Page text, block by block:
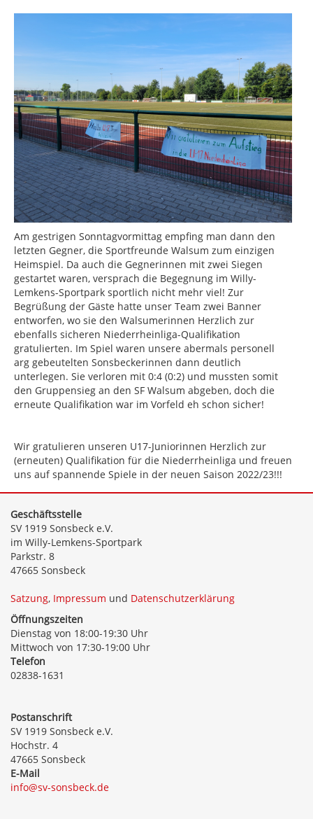
Am gestrigen Sonntagvormittag empfing man dann den
letzten Gegner, die Sportfreunde Walsum zum einzigen
Heimspiel. Da auch die Gegnerinnen mit zwei Siegen
gestartet waren, versprach die Begegnung im Willy-
Lemkens-Sportpark sportlich nicht mehr viel! Zur
Begrüßung der Gäste hatte unser Team zwei Banner
entworfen, wo sie den Walsumerinnen Herzlich zur
ebenfalls sicheren Niederrheinliga-Qualifikation
gratulierten. Im Spiel waren unsere abermals personell
arg gebeutelten Sonsbeckerinnen dann deutlich
unterlegen. Sie verloren mit 0:4 (0:2) und mussten somit
den Gruppensieg an den SF Walsum abgeben, doch die
erneute Qualifikation war im Vorfeld eh schon sicher!
Wir gratulieren unseren U17-Juniorinnen Herzlich zur
(erneuten) Qualifikation für die Niederrheinliga und freuen
uns auf spannende Spiele in der neuen Saison 2022/23!!!
Geschäftsstelle
SV 1919 Sonsbeck e.V.
im Willy-Lemkens-Sportpark
Parkstr. 8
47665 Sonsbeck
Satzung, Impressum und Datenschutzerklärung
Öffnungszeiten
Dienstag von 18:00-19:30 Uhr
Mittwoch von 17:30-19:00 Uhr
Telefon
02838-1631
Postanschrift
SV 1919 Sonsbeck e.V.
Hochstr. 4
47665 Sonsbeck
E-Mail
info@sv-sonsbeck.de